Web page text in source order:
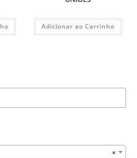
Adicionar ao Carrinho
×